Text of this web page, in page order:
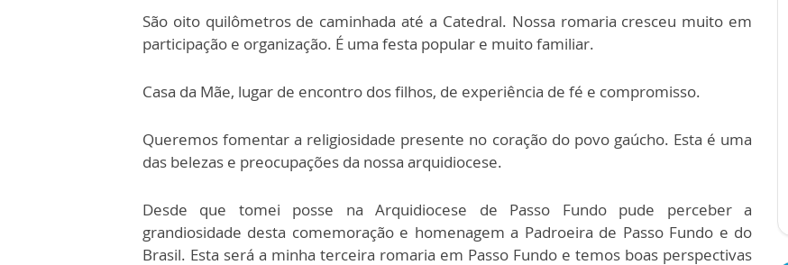
São oito quilômetros de caminhada até a Catedral. Nossa romaria cresceu muito em
participação e organização. É uma festa popular e muito familiar.
Casa da Mãe, lugar de encontro dos filhos, de experiência de fé e compromisso.
Queremos fomentar a religiosidade presente no coração do povo gaúcho. Esta é uma
das belezas e preocupações da nossa arquidiocese.
Desde que tomei posse na Arquidiocese de Passo Fundo pude perceber a
grandiosidade desta comemoração e homenagem a Padroeira de Passo Fundo e do
Brasil. Esta será a minha terceira romaria em Passo Fundo e temos boas perspectivas